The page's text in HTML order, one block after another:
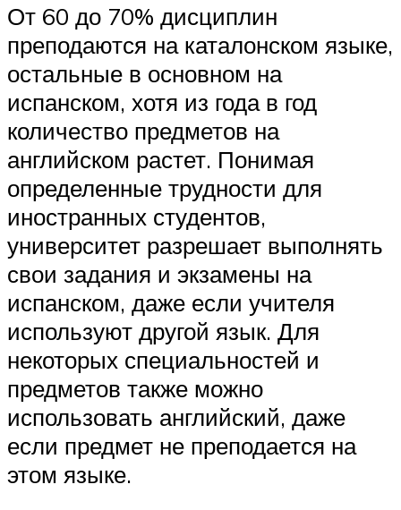
От 60 до 70% дисциплин
преподаются на каталонском языке,
остальные в основном на
испанском, хотя из года в год
количество предметов на
английском растет. Понимая
определенные трудности для
иностранных студентов,
университет разрешает выполнять
свои задания и экзамены на
испанском, даже если учителя
используют другой язык. Для
некоторых специальностей и
предметов также можно
использовать английский, даже
если предмет не преподается на
этом языке.